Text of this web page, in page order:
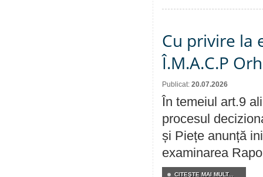
Cu privire la
Î.M.A.C.P
Publicat: 20.07.2026
În temeiul art.9
procesul
și Piețe anunță
examinarea
CITEŞTE MAI MULT...